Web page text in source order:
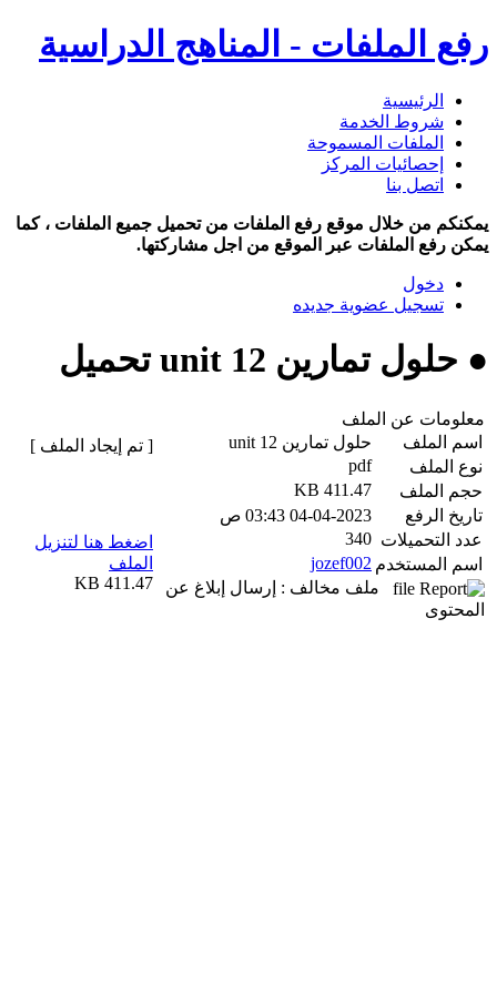
رفع الملفات - المناهج الدراسية
الرئيسية
شروط الخدمة
الملفات المسموحة
إحصائيات المركز
اتصل بنا
يمكنكم من خلال موقع رفع الملفات من تحميل جميع الملفات ، كما
يمكن رفع الملفات عبر الموقع من اجل مشاركتها.
دخول
تسجيل عضوية جديده
● حلول تمارين unit 12 تحميل
معلومات عن الملف
اسم الملف
حلول تمارين unit 12
نوع الملف
pdf
حجم الملف
411.47 KB
تاريخ الرفع
04-04-2023 03:43 ص
عدد التحميلات 340
اسم المستخدم jozef002
ملف مخالف : إرسال إبلاغ عن
المحتوى
[ تم إيجاد الملف ]
اضغط هنا لتنزيل
الملف
411.47 KB